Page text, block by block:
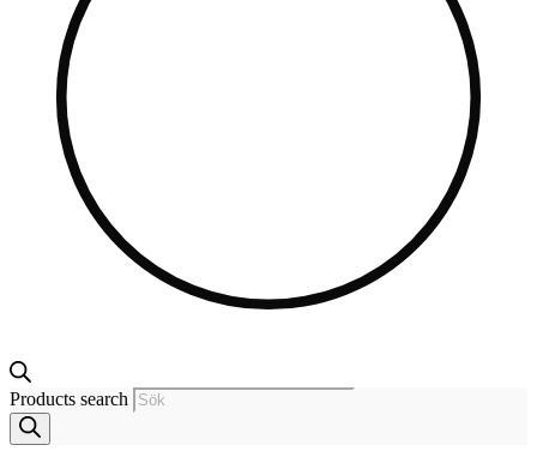
Products search